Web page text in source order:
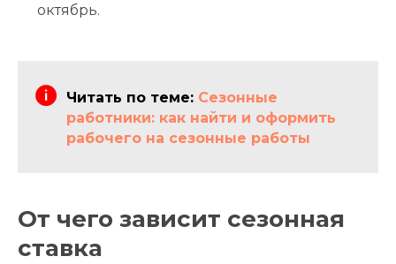
октябрь.
Читать по теме: Сезонные
работники: как найти и оформить
рабочего на сезонные работы
От чего зависит сезонная
ставка